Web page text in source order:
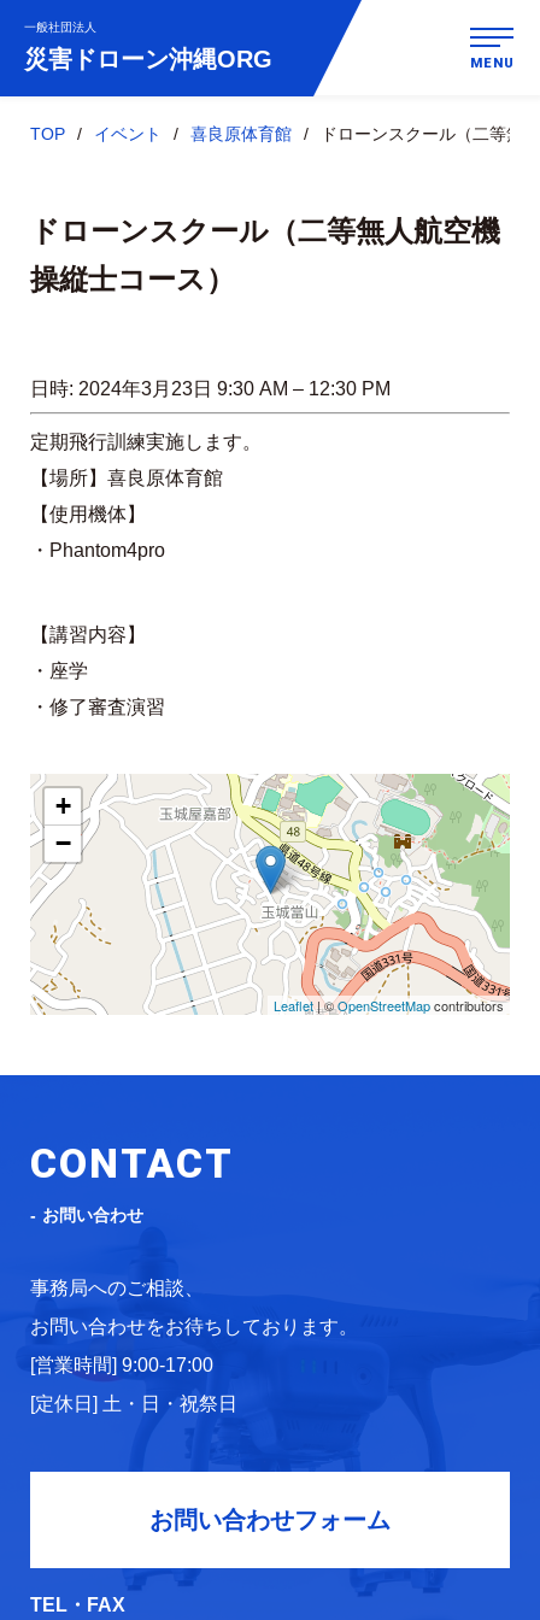
一般社団法人
災害ドローン沖縄ORG MENU
TOP イベント 喜良原体育館 ドローンスクール（二等無
ドローンスクール（二等無人航空機
操縦士コース）
日時: 2024年3月23日 9:30 AM – 12:30 PM
定期飛行訓練実施します。
【場所】喜良原体育館
【使用機体】
・Phantom4pro
【講習内容】
・座学
・修了審査演習
+
−
Leaflet| ©OpenStreetMapcontributors
CONTACT
お問い合わせ
事務局へのご相談、
お問い合わせをお待ちしております。
[営業時間] 9:00-17:00
[定休日] 土・日・祝祭日
お問い合わせフォーム
TEL・FAX